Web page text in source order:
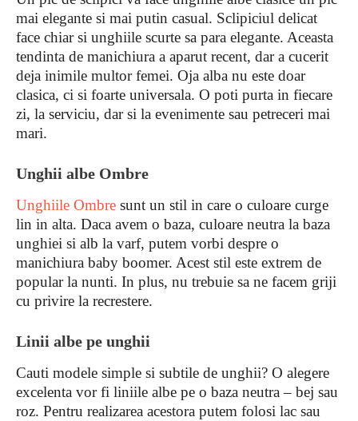
mai elegante si mai putin casual. Sclipiciul delicat
face chiar si unghiile scurte sa para elegante. Aceasta
tendinta de manichiura a aparut recent, dar a cucerit
deja inimile multor femei. Oja alba nu este doar
clasica, ci si foarte universala. O poti purta in fiecare
zi, la serviciu, dar si la evenimente sau petreceri mai
mari.
Unghii albe Ombre
Unghiile Ombre sunt un stil in care o culoare curge
lin in alta. Daca avem o baza, culoare neutra la baza
unghiei si alb la varf, putem vorbi despre o
manichiura baby boomer. Acest stil este extrem de
popular la nunti. In plus, nu trebuie sa ne facem griji
cu privire la recrestere.
Linii albe pe unghii
Cauti modele simple si subtile de unghii? O alegere
excelenta vor fi liniile albe pe o baza neutra – bej sau
roz. Pentru realizarea acestora putem folosi lac sau